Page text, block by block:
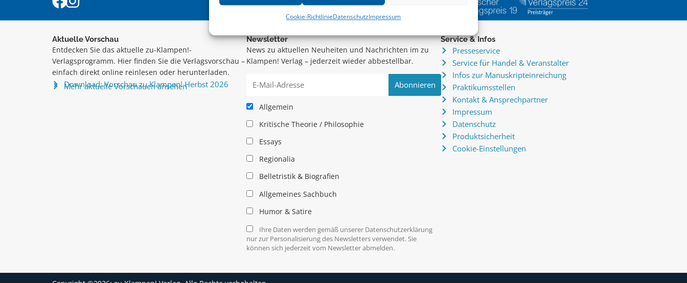
Cookie-RichtlinieDatenschutzImpressum
Aktuelle Vorschau
Entdecken Sie das aktuelle zu-Klampen!-
Verlagsprogramm. Hier finden Sie die Verlagsvorschau –
einfach direkt online reinlesen oder herunterladen.
Download: Vorschau zu Klampen! Herbst 2026
Mehr aktuelle Vorschauen ansehen
Newsletter
News zu aktuellen Neuheiten und Nachrichten im zu
Klampen! Verlag – jederzeit wieder abbestellbar.
Allgemein
Kritische Theorie / Philosophie
Essays
Regionalia
Belletristik & Biografien
Allgemeines Sachbuch
Humor & Satire
Ihre Daten werden gemäß unserer Datenschutzerklärung
nur zur Personalisierung des Newsletters verwendet. Sie
können sich jederzeit vom Newsletter abmelden.
Service & Infos
Presseservice
Service für Handel & Veranstalter
Infos zur Manuskripteinreichung
Praktikumsstellen
Kontakt & Ansprechpartner
Impressum
Datenschutz
Produktsicherheit
Cookie-Einstellungen